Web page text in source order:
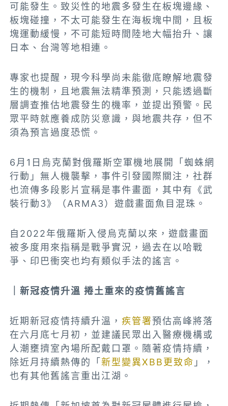
可能發生。致災性的地震多發生在板塊邊緣、
板塊碰撞，不太可能發生在海板塊中間，且板
塊運動緩慢，不可能短時間陸地大幅抬升、讓
日本、台灣等地相連。
專家也提醒，現今科學尚未能徹底瞭解地震發
生的機制，且地震無法精準預測，只能透過斷
層調查推估地震發生的機率，並提出預警。民
眾平時就應養成防災意識，與地震共存，但不
須為預言過度恐慌。
6月1日烏克蘭對俄羅斯空軍機地展開「蜘蛛網
行動」無人機襲擊，事件引發國際關注，社群
也流傳多段影片宣稱是事件畫面，其中有《武
裝行動3》（ARMA3）遊戲畫面魚目混珠。
自2022年俄羅斯入侵烏克蘭以來，遊戲畫面
被多度用來指稱是戰爭實況，過去在以哈戰
爭、印巴衝突也均有類似手法的謠言。
｜新冠疫情升溫 捲土重來的疫情舊謠言
近期新冠疫情持續升溫，疾管署預估高峰將落
在六月底七月初，並建議民眾出入醫療機構或
人潮壅擠室內場所配戴口罩。隨著疫情持續，
除近月持續熱傳的「新型變異XBB更致命 」，
也有其他舊謠言重出江湖。